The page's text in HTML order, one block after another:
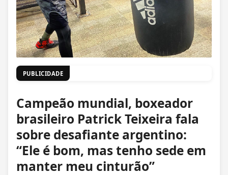
PUBLICIDADE
Campeão mundial, boxeador
brasileiro Patrick Teixeira fala
sobre desafiante argentino:
“Ele é bom, mas tenho sede em
manter meu cinturão”